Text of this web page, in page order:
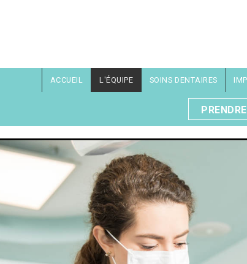
ACCUEIL L'ÉQUIPE SOINS DENTAIRES